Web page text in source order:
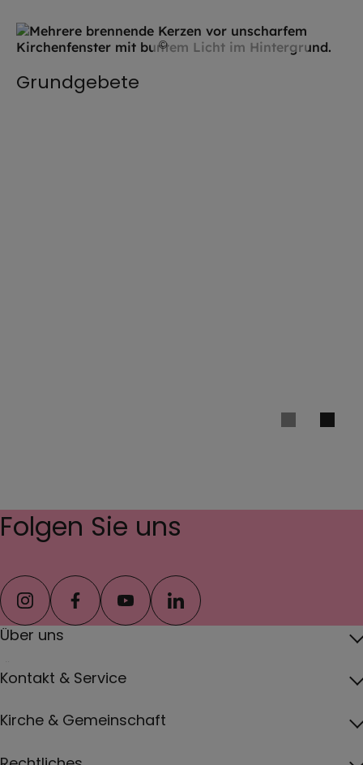
© Hendrik Steffens / EOM
Grundgebete
Folgen Sie uns
instagramfacebookyoutubelinkedin
Über uns
Pfarreien
Katholisch werden und Wiedereintritt
Kontakt & Service
Kirche & Gemeinschaft